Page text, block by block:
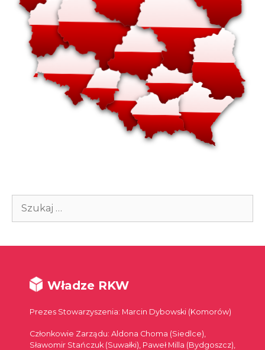
Szukaj:
Władze RKW
Prezes Stowarzyszenia: Marcin Dybowski (Komorów)
Członkowie Zarządu: Aldona Choma (Siedlce),
Sławomir Stańczuk (Suwałki), Paweł Milla (Bydgoszcz),